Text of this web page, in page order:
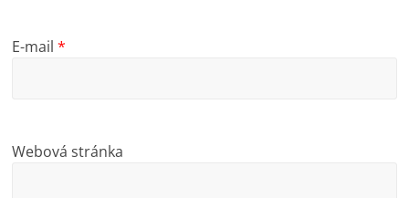
E-mail*
Webová stránka